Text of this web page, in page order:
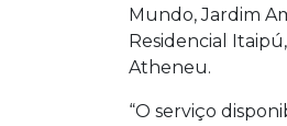
Mundo, Jardim
Residencial
Atheneu.
“O serviço